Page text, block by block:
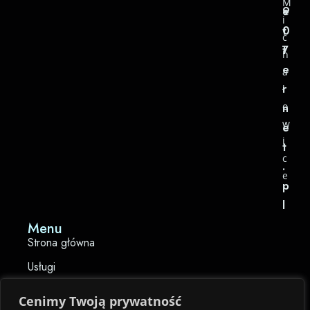
Cenimy Twoją prywatność
e
t
t
e
r
n
e
t
.
p
l
9
0
7
i
c
h
a
ł
o
w
i
c
e
Menu
Strona główna
Usługi